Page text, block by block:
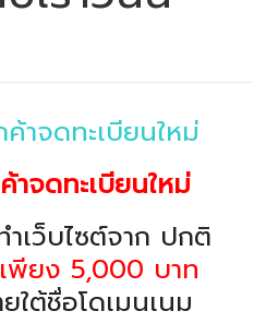
าจดทะเบียนใหม่
จดทะเบียนใหม่
เว็บไซต์จาก ปกติ
พียง 5,000 บาท
ใต้ชื่อโดเมนเนม